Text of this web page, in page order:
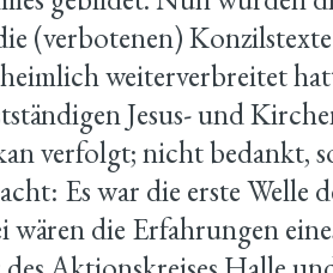
(verbotenen)
weiterverbreitet
Jesus- und
verfolgt; nicht bedankt,
Es war die erste
wären die Erfahrungen